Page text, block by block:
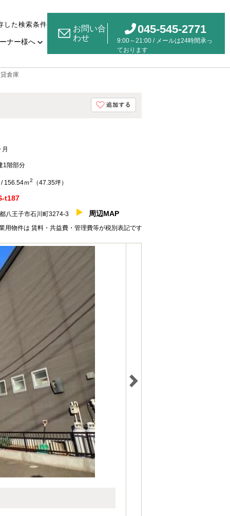
した検索条件
ナー様へ
お問い合
わせ
045-545-2771
9:00～21:00 / メールは24時間承っ
ております
倉庫
月
1階部分
156.54ｍ2 （47.35坪）
t187
八王子市石川町3274-3 周辺MAP
用物件は 賃料・共益費・管理費等が税別表記です